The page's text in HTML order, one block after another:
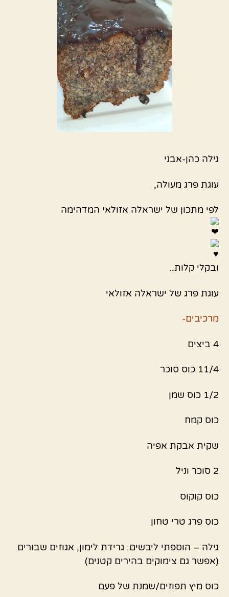
גילה כהן-אבני
עוגת פרג מעולה,
לפי מתכון של ישראלה אזולאי המדהימה
ובקלי קלות..
עוגת פרג של ישראלה אזולאי
מרכיבים-
4 ביצים
11/4 כוס סוכר
1/2 כוס שמן
כוס קמח
שקית אבקת אפיה
2 סוכר וניל
כוס קוקוס
כוס פרג טרי טחון
גילה – הוספתי ליבשים: גרידת לימון, אגוזים שבורים
(אפשר גם צימוקים בהירים קטנים)
כוס מיץ תפוזים/שמנת של פעם